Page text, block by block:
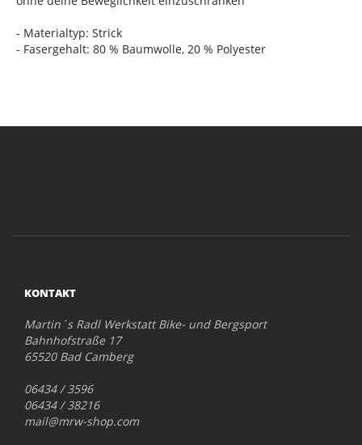
- Materialtyp: Strick
- Fasergehalt: 80 % Baumwolle, 20 % Polyester
KONTAKT
Martin´s Radl Werkstatt Bike- und Bergsport
Bahnhofstraße 17
65520 Bad Camberg
06434 / 3596
06434 / 38216
mail@mrw-shop.com